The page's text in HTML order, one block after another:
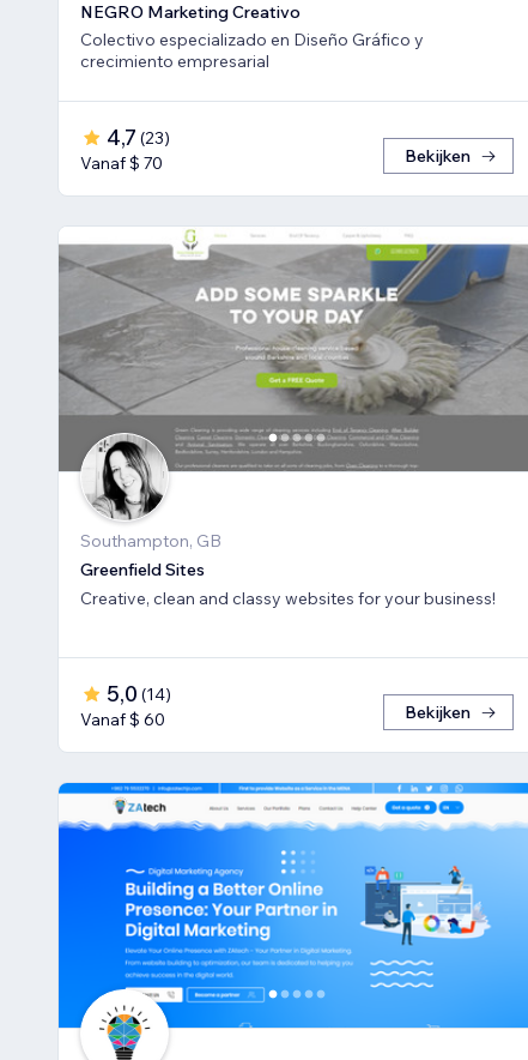
NEGRO Marketing Creativo
Colectivo especializado en Diseño Gráfico y
crecimiento empresarial
4,7 (23)
Vanaf $ 70
Bekijken
Southampton, GB
Greenfield Sites
Creative, clean and classy websites for your business!
5,0 (14)
Vanaf $ 60
Bekijken